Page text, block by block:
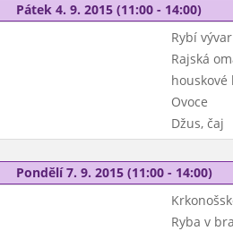
Pátek 4. 9. 2015 (11:00 - 14:00)
Rybí
Rajská
houskové
Ovoce
Džus, čaj
Pondělí 7. 9. 2015 (11:00 - 14:00)
Ryba v